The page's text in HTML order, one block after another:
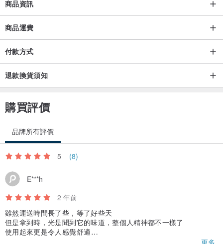
"Third Eye Chakra" products the core energy :
*Help your third chakra open and energy is flowing freely
perception
*Balancing the inner and outer worlds, and the evolution of one self
花、草、樹、葉、果汲取大自然的日月精華和天地靈氣之精華，極具
覺間換取來自花的生氣和靈氣
日積月累之下難免沾染上大量不必要且揮之不去的能量。精油能夠讓
我們釋放出負面能量、負面情緒，繼而吸取來自花間的精華和靈氣，
商品資訊
商品運費
付款方式
退款換貨須知
購買評價
品牌所有評價
5 (8)
E***h
2 年前
雖然運送時間長了些，等了好些天
但是拿到時，光是聞到它的味道，整個人精神都不一樣了
使用起來更是令人感覺舒適